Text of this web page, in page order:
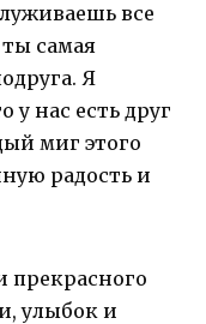
все
самая
Я
у нас есть друг
миг этого
радость и
прекрасного
улыбок и